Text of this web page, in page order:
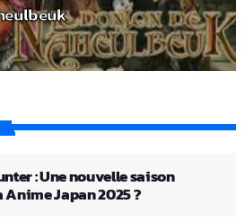
: Une nouvelle saison
Anime Japan 2025 ?